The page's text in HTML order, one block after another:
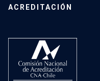
ACREDITACIÓN